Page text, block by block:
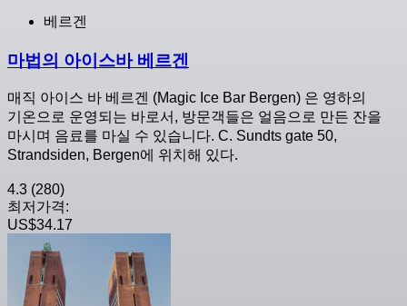
베르겐
마법의 아이스바 베르겐
매직 아이스 바 베르겐 (Magic Ice Bar Bergen) 은 영하의
기온으로 운영되는 바로서, 방문객들은 얼음으로 만든 잔을
마시며 음료를 마실 수 있습니다. C. Sundts gate 50,
Strandsiden, Bergen에 위치해 있다.
4.3 (280)
최저가격:
US$34.17